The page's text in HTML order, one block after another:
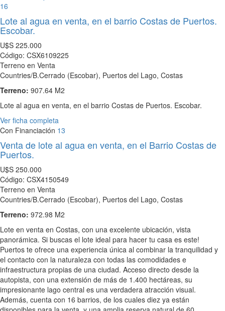
16
Lote al agua en venta, en el barrio Costas de Puertos.
Escobar.
U$S 225.000
Código: CSX6109225
Terreno en Venta
Countries/B.Cerrado (Escobar), Puertos del Lago, Costas
Terreno: 907.64 M2
Lote al agua en venta, en el barrio Costas de Puertos. Escobar.
Ver ficha completa
Con Financiación 13
Venta de lote al agua en venta, en el Barrio Costas de
Puertos.
U$S 250.000
Código: CSX4150549
Terreno en Venta
Countries/B.Cerrado (Escobar), Puertos del Lago, Costas
Terreno: 972.98 M2
Lote en venta en Costas, con una excelente ubicación, vista
panorámica. Si buscas el lote ideal para hacer tu casa es este!
Puertos te ofrece una experiencia única al combinar la tranquilidad y
el contacto con la naturaleza con todas las comodidades e
infraestructura propias de una ciudad. Acceso directo desde la
autopista, con una extensión de más de 1.400 hectáreas, su
impresionante lago central es una verdadera atracción visual.
Además, cuenta con 16 barrios, de los cuales diez ya están